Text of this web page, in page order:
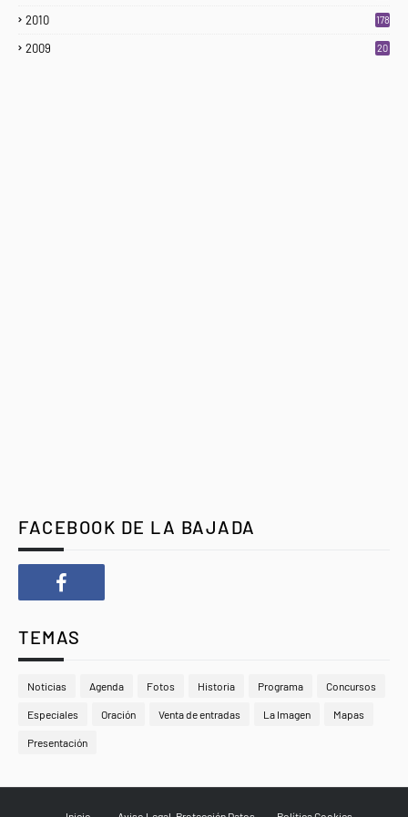
2010 178
2009 20
FACEBOOK DE LA BAJADA
TEMAS
Noticias Agenda Fotos Historia Programa Concursos
Especiales Oración Venta de entradas La Imagen Mapas
Presentación